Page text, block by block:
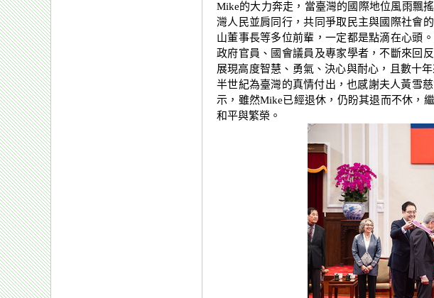
Mike的大力奔走，當臺灣的國際地位風雨飄
灣人民並肩同行，共同爭取民主與國際社會
山董事長等多位前輩，一定都是點滴在心頭
政府官員、國會議員及專家學者，不斷來回
展現高度智慧、勇氣、決心與耐心，且數十
半世紀為臺灣的真情付出，也感謝夫人黃雪
示，雖然Mike已經退休，仍盼其退而不休，
和平與繁榮。